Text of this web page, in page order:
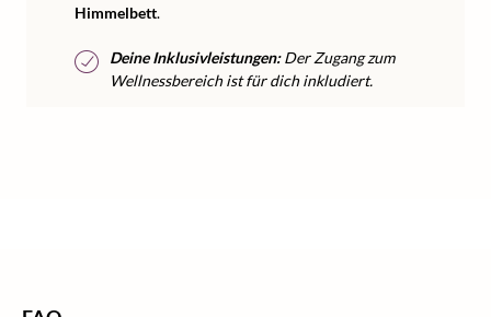
Himmelbett.
Deine Inklusivleistungen:Der Zugang zum
Wellnessbereich ist für dich inkludiert.